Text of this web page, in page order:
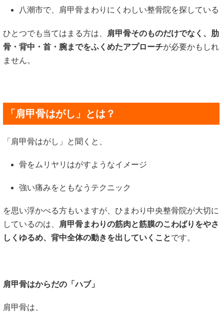
八潮市で、肩甲骨まわりにくわしい整骨院を探している
ひとつでも当てはまる方は、
肩甲骨そのものだけでなく、肋
骨・背中・首・腕までをふくめたアプローチが必要かもしれ
ません。
「肩甲骨はがし」とは？
「肩甲骨はがし」と聞くと、
骨をムリヤリはがすようなイメージ
強い痛みをともなうテクニック
を思い浮かべる方もいますが、ひまわり中央整骨院が大切に
しているのは、
肩甲骨まわりの筋肉と筋膜のこわばりをやさ
しくゆるめ、 背中全体の動きを出していくことです。
肩甲骨はからだの「ハブ」
肩甲骨は、